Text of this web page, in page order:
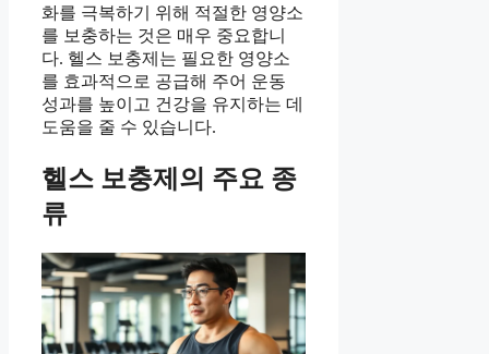
화를 극복하기 위해 적절한 영양소
를 보충하는 것은 매우 중요합니
다. 헬스 보충제는 필요한 영양소
를 효과적으로 공급해 주어 운동
성과를 높이고 건강을 유지하는 데
도움을 줄 수 있습니다.
헬스 보충제의 주요 종
류